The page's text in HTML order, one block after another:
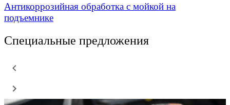
Антикоррозийная обработка с мойкой на
подъемнике
Специальные предложения